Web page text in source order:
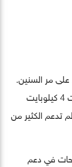
مر السنين.
كان حجم صفحة الويب الأولى على الإنترنت 4 كيلوبايت
الكثير من
في دعم